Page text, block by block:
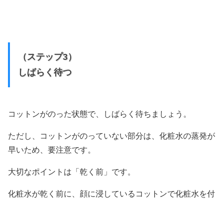
（ステップ3）
しばらく待つ
コットンがのった状態で、しばらく待ちましょう。
ただし、コットンがのっていない部分は、化粧水の蒸発が
早いため、要注意です。
大切なポイントは「乾く前」です。
化粧水が乾く前に、顔に浸しているコットンで化粧水を付